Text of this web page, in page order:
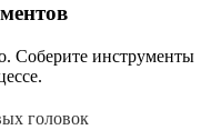
Соберите инструменты
головок